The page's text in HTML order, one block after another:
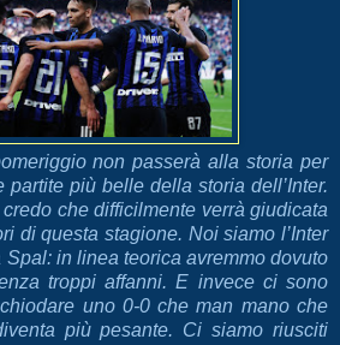
non passerà alla storia per
più belle della storia dell’Inter.
che difficilmente verrà giudicata
di questa stagione. Noi siamo l’Inter
in linea teorica avremmo dovuto
troppi affanni. E invece ci sono
uno 0-0 che man mano che
più pesante. Ci siamo riusciti